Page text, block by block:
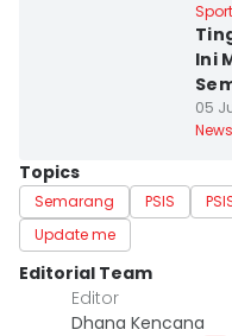
Sport
Ini
05
News
Topics
Semarang PSIS
Update me
Editorial Team
Editor
Dhana Kencana